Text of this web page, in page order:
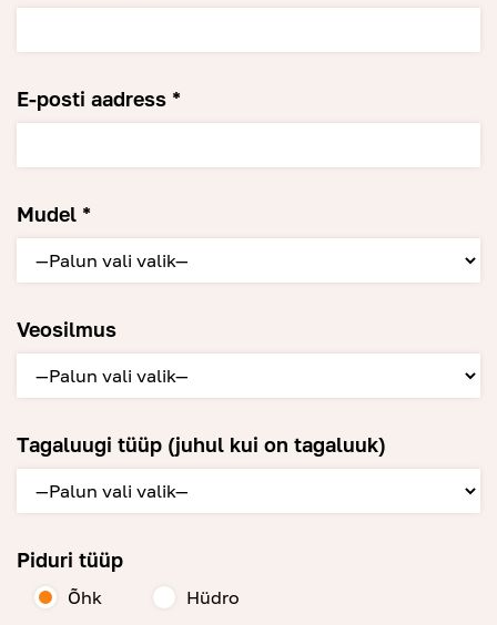
E-posti aadress *
Mudel *
Veosilmus
Tagaluugi tüüp (juhul kui on tagaluuk)
Piduri tüüp
Õhk Hüdro